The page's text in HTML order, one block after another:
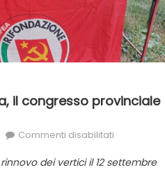
il congresso provinciale
Commenti disabilitati
dei vertici il 12 settembre